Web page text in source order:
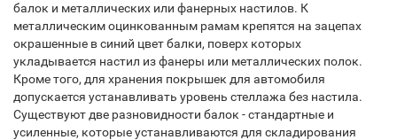
балок и металлических или фанерных настилов. К
металлическим оцинкованным рамам крепятся на зацепах
окрашенные в синий цвет балки, поверх которых
укладывается настил из фанеры или металлических полок.
Кроме того, для хранения покрышек для автомобиля
допускается устанавливать уровень стеллажа без настила.
Существуют две разновидности балок - стандартные и
усиленные, которые устанавливаются для складирования